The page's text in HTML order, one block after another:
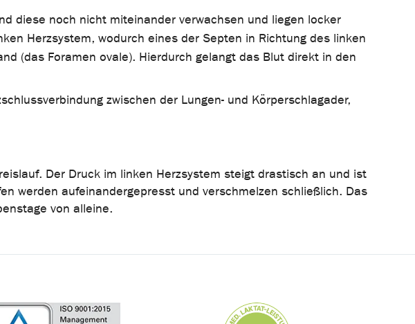
diese noch nicht miteinander verwachsen und liegen locker
Herzsystem, wodurch eines der Septen in Richtung des linken
(das Foramen ovale). Hierdurch gelangt das Blut direkt in den
zwischen der Lungen- und Körperschlagader,
Der Druck im linken Herzsystem steigt drastisch an und ist
werden aufeinandergepresst und verschmelzen schließlich. Das
von alleine.